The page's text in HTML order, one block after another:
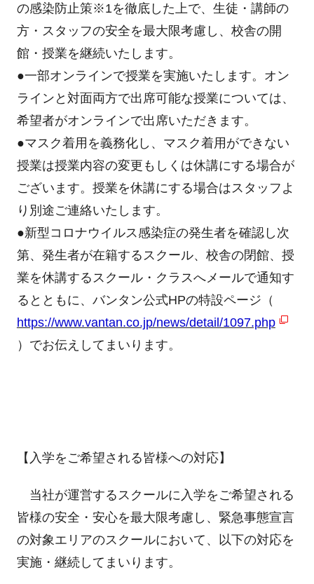
の感染防止策※1を徹底した上で、生徒・講師の
方・スタッフの安全を最大限考慮し、校舎の開
館・授業を継続いたします。
●一部オンラインで授業を実施いたします。オン
ラインと対面両方で出席可能な授業については、
希望者がオンラインで出席いただきます。
●マスク着用を義務化し、マスク着用ができない
授業は授業内容の変更もしくは休講にする場合が
ございます。授業を休講にする場合はスタッフよ
り別途ご連絡いたします。
●新型コロナウイルス感染症の発生者を確認し次
第、発生者が在籍するスクール、校舎の閉館、授
業を休講するスクール・クラスへメールで通知す
るとともに、バンタン公式HPの特設ページ（
https://www.vantan.co.jp/news/detail/1097.php
）でお伝えしてまいります。
【入学をご希望される皆様への対応】
当社が運営するスクールに入学をご希望される
皆様の安全・安心を最大限考慮し、緊急事態宣言
の対象エリアのスクールにおいて、以下の対応を
実施・継続してまいります。